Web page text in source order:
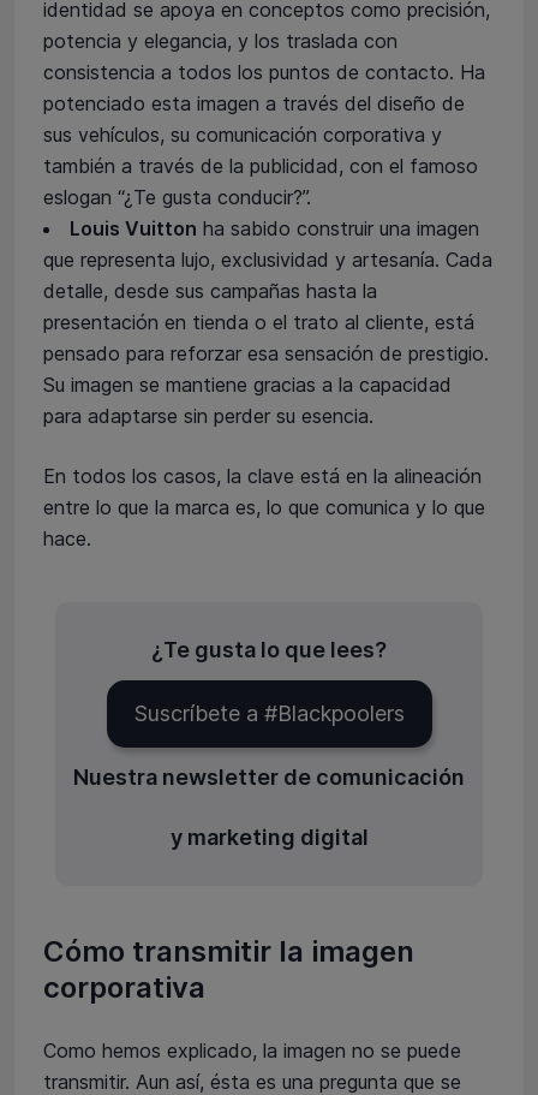
identidad se apoya en conceptos como precisión,
potencia y elegancia, y los traslada con
consistencia a todos los puntos de contacto. Ha
potenciado esta imagen a través del diseño de
sus vehículos, su comunicación corporativa y
también a través de la publicidad, con el famoso
eslogan “¿Te gusta conducir?”.
Louis Vuitton ha sabido construir una imagen
que representa lujo, exclusividad y artesanía. Cada
detalle, desde sus campañas hasta la
presentación en tienda o el trato al cliente, está
pensado para reforzar esa sensación de prestigio.
Su imagen se mantiene gracias a la capacidad
para adaptarse sin perder su esencia.
En todos los casos, la clave está en la alineación
entre lo que la marca es, lo que comunica y lo que
hace.
¿Te gusta lo que lees?
Suscríbete a #Blackpoolers
Nuestra newsletter de comunicación
y marketing digital
Cómo transmitir la imagen
corporativa
Como hemos explicado, la imagen no se puede
transmitir. Aun así, ésta es una pregunta que se